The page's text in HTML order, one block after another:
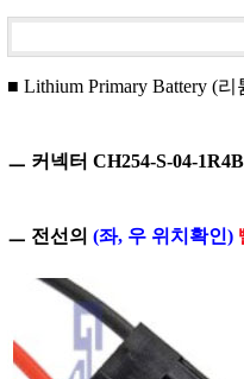
■ Lithium Primary Battery (
ㅡ 커넥터 CH254-S-04-1R4B
ㅡ 전선의 (좌, 우 위치확인)